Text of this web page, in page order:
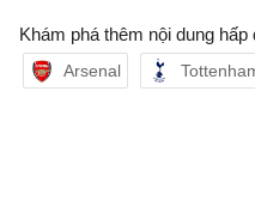
Khám phá thêm nội dung
Arsenal